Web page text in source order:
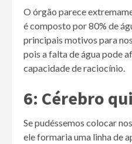
O órgão parece
é composto por 80% de
principais motivos para
pois a falta de água pode
capacidade de raciocínio.
6: Cérebro
Se pudéssemos colocar
ele formaria uma linha de